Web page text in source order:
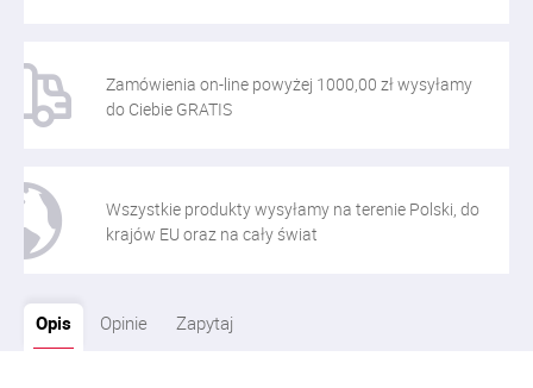
Zamówienia on-line powyżej 1000,00 zł wysyłamy
do Ciebie GRATIS
Wszystkie produkty wysyłamy na terenie Polski, do
krajów EU oraz na cały świat
Opis Opinie Zapytaj